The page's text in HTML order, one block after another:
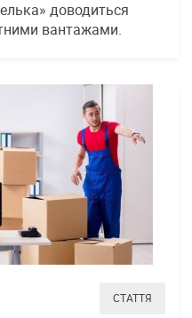
доводиться
вантажами.
СТАТТЯ